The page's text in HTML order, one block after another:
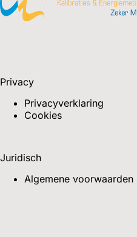
Privacy
Privacyverklaring
Cookies
Juridisch
Algemene voorwaarden